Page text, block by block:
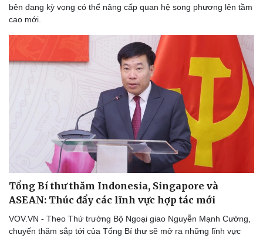
bên đang kỳ vọng có thể nâng cấp quan hệ song phương lên tầm
cao mới.
Tổng Bí thư thăm Indonesia, Singapore và
ASEAN: Thúc đẩy các lĩnh vực hợp tác mới
VOV.VN - Theo Thứ trưởng Bộ Ngoại giao Nguyễn Mạnh Cường,
chuyến thăm sắp tới của Tổng Bí thư sẽ mở ra những lĩnh vực